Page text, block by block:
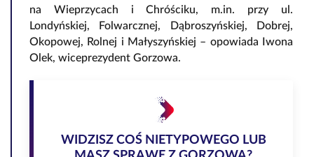
na Wieprzycach i Chróściku, m.in. przy ul.
Londyńskiej, Folwarcznej, Dąbroszyńskiej, Dobrej,
Okopowej, Rolnej i Małyszyńskiej – opowiada Iwona
Olek, wiceprezydent Gorzowa.
WIDZISZ COŚ NIETYPOWEGO LUB